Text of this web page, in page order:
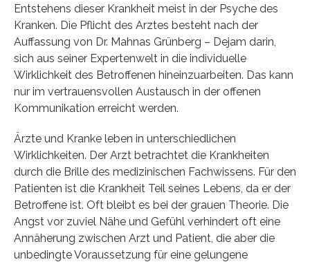
Entstehens dieser Krankheit meist in der Psyche des
Kranken. Die Pflicht des Arztes besteht nach der
Auffassung von Dr. Mahnas Grünberg – Dejam darin,
sich aus seiner Expertenwelt in die individuelle
Wirklichkeit des Betroffenen hineinzuarbeiten. Das kann
nur im vertrauensvollen Austausch in der offenen
Kommunikation erreicht werden.
Ärzte und Kranke leben in unterschiedlichen
Wirklichkeiten. Der Arzt betrachtet die Krankheiten
durch die Brille des medizinischen Fachwissens. Für den
Patienten ist die Krankheit Teil seines Lebens, da er der
Betroffene ist. Oft bleibt es bei der grauen Theorie. Die
Angst vor zuviel Nähe und Gefühl verhindert oft eine
Annäherung zwischen Arzt und Patient, die aber die
unbedingte Voraussetzung für eine gelungene